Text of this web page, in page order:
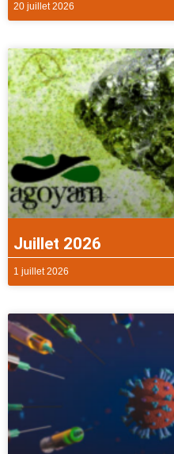
20 juillet 2026
Juillet 2026
1 juillet 2026